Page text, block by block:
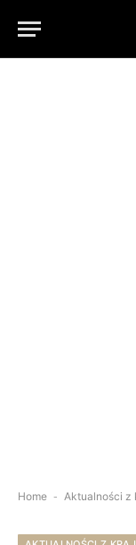
Home - Aktualności z